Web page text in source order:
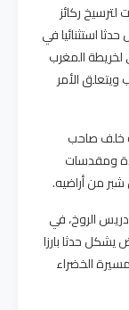
ركائز
استثنائيا في
المغرب
ويتعلق الأمر
خلف صاحب
ومقدسات
من أراضيه.
الروخ، في
يشكل حدثا بارزا
الخضراء